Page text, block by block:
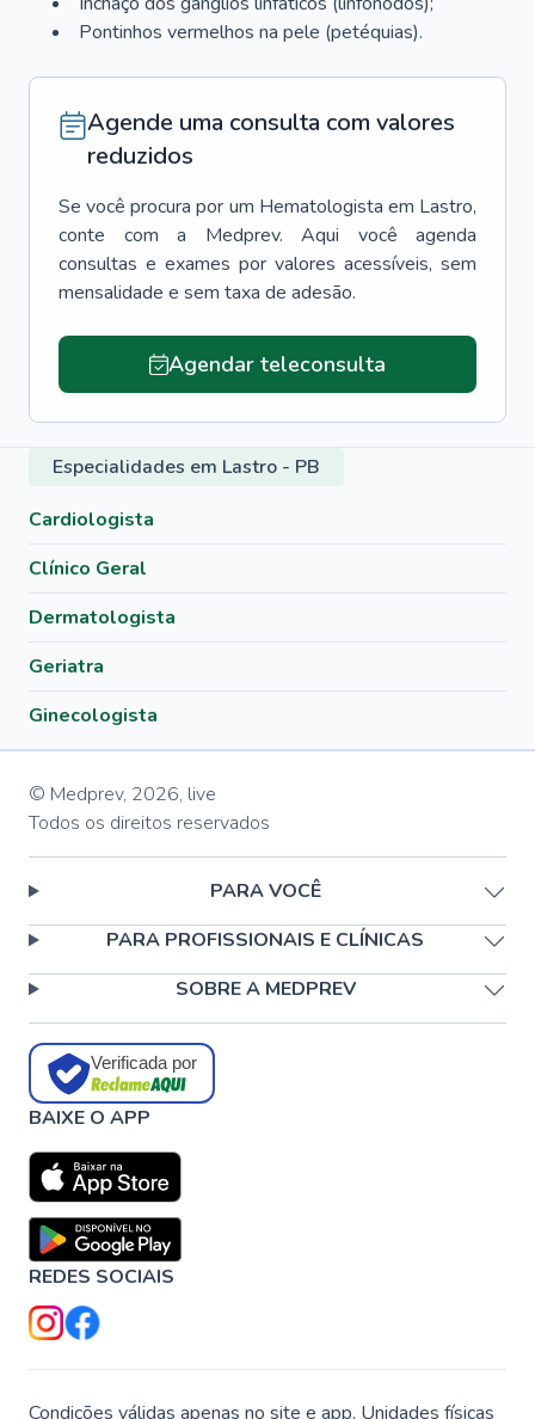
Pontinhos vermelhos na pele (petéquias).
Agende uma consulta com valores
reduzidos
Se você procura por um Hematologista em Lastro,
conte com a Medprev. Aqui você agenda
consultas e exames por valores acessíveis, sem
mensalidade e sem taxa de adesão.
Agendar teleconsulta
Especialidades em Lastro - PB
Cardiologista
Clínico Geral
Dermatologista
Geriatra
Ginecologista
© Medprev, 2026, live
Todos os direitos reservados
PARA VOCÊ
PARA PROFISSIONAIS E CLÍNICAS
SOBRE A MEDPREV
Verificada por
BAIXE O APP
REDES SOCIAIS
Condições válidas apenas no site e app. Unidades físicas